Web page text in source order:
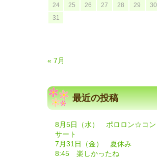
24
25 26 27 28 29
30
31
« 7月
最近の投稿
8月5日（水） ポロロン☆コン
サート
7月31日（金） 夏休み
8:45 楽しかったね